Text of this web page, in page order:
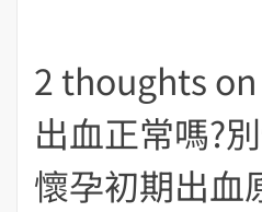
2 thoughts
出血正常嗎?
懷孕初期出血